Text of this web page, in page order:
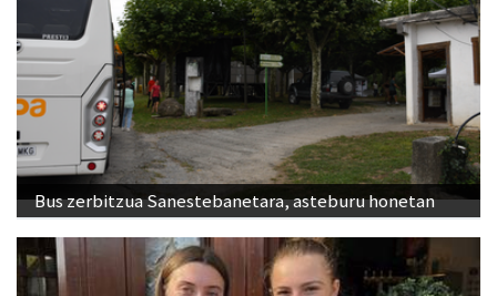
Bus zerbitzua Sanestebanetara, asteburu honetan